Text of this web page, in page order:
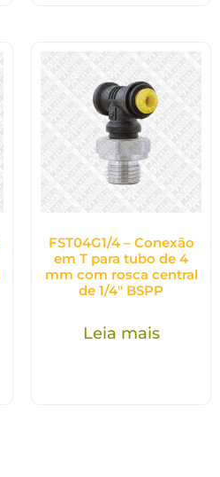
FST04G1/4 – Conexão
em T para tubo de 4
mm com rosca central
de 1/4″ BSPP
Leia mais